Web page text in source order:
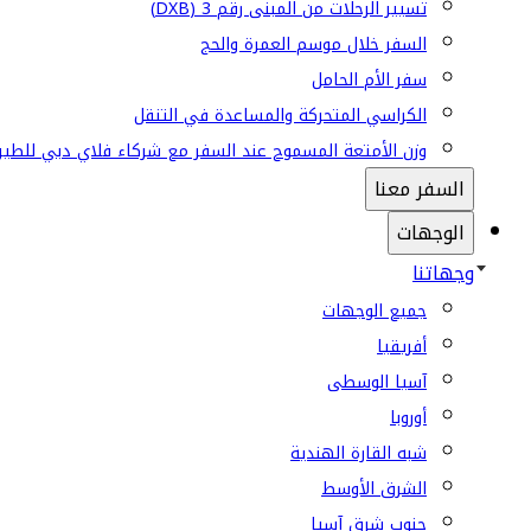
تسيير الرحلات من المبنى رقم 3 (DXB)
السفر خلال موسم العمرة والحج
سفر الأم الحامل
الكراسي المتحركة والمساعدة في التنقل
وزن الأمتعة المسموح عند السفر مع شركاء فلاي دبي
السفر معنا
الوجهات
وجهاتنا
جميع الوجهات
أفريقيا
آسيا الوسطى
أوروبا
شبه القارة الهندية
الشرق الأوسط
جنوب شرق آسيا